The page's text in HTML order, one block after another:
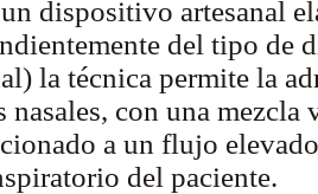
dispositivo artesanal
del tipo de
la técnica permite la
nasales, con una
a un flujo
del paciente.